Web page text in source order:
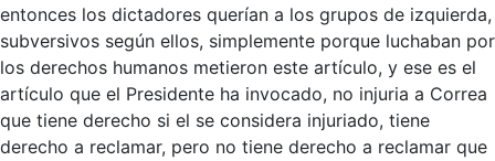
entonces los dictadores querían a los grupos de izquierda,
subversivos según ellos, simplemente porque luchaban por
los derechos humanos metieron este artículo, y ese es el
artículo que el Presidente ha invocado, no injuria a Correa
que tiene derecho si el se considera injuriado, tiene
derecho a reclamar, pero no tiene derecho a reclamar que